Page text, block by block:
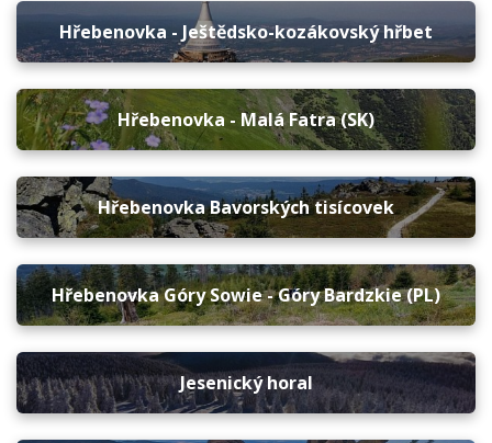
Hřebenovka - Ještědsko-kozákovský hřbet
Hřebenovka - Malá Fatra (SK)
Hřebenovka Bavorských tisícovek
Hřebenovka Góry Sowie - Góry Bardzkie (PL)
Jesenický horal